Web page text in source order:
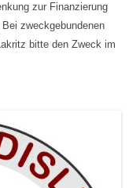
zur Finanzierung
zweckgebundenen
bitte den Zweck im